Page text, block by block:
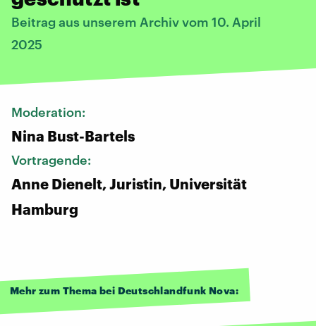
Beitrag aus unserem Archiv vom 10. April
2025
Moderation:
Nina Bust-Bartels
Vortragende:
Anne Dienelt, Juristin, Universität
Hamburg
Mehr zum Thema bei Deutschlandfunk Nova: